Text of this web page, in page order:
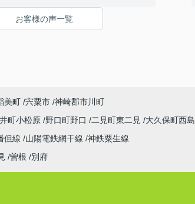
すよ笑笑
れからリフォームに入るので完成した
来て下さいねー！！
お客様の声一覧
美町 宍粟市 神崎郡市川町
町小松原 野口町野口 二見町東二見 大久保町西島
但線 山陽電鉄網干線 神鉄粟生線
曽根 別府